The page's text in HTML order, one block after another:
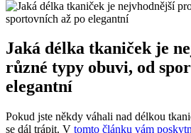
Jaká délka tkaniček je
různé typy obuvi, od
elegantní
Pokud jste někdy váhali nad​ délkou
se‍ dál trápit. V tomto ⁣článku vám